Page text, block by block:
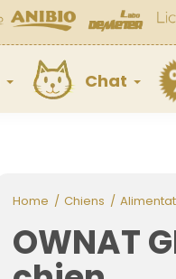
Chat
Home Chiens
OWNAT